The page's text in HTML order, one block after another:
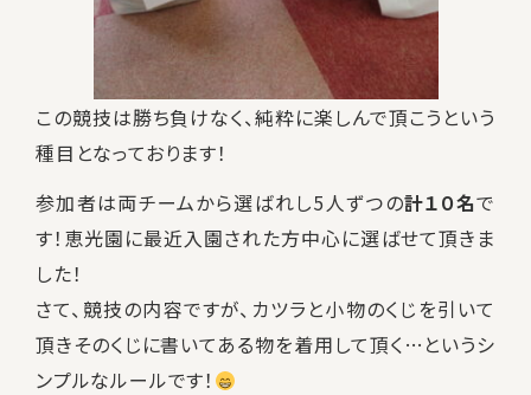
この競技は勝ち負けなく、純粋に楽しんで頂こうという
種目となっております！
参加者は両チームから選ばれし5人ずつの計１０名で
す！恵光園に最近入園された方中心に選ばせて頂きま
した！
さて、競技の内容ですが、カツラと小物のくじを引いて
頂きそのくじに書いてある物を着用して頂く…というシ
ンプルなルールです！